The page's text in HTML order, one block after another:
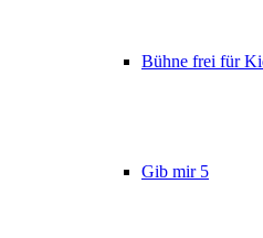
Bühne frei für
Gib mir 5